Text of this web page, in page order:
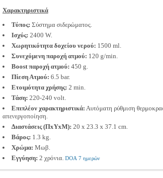
Χαρακτηριστικά
Τύπος: Σύστημα σιδερώματος.
Ισχύς: 2400 W.
Χωρητικότητα δοχείου νερού: 1500 ml.
Συνεχόμενη παροχή ατμού: 120 g/min.
Boost παροχή ατμού: 450 g.
Πίεση Ατμού: 6.5 bar.
Ετοιμότητα χρήσης: 2 min.
Τάση: 220-240 volt.
Επιπλέον χαρακτηριστικά: Αυτόματη ρύθμιση
απενεργοποίηση.
Διαστάσεις (ΠxΥxΜ): 20 x 23.3 x 37.1 cm.
Βάρος: 1.3 kg.
Χρώμα: Μωβ.
Εγγύηση: 2 χρόνια. DOA 7 ημερών